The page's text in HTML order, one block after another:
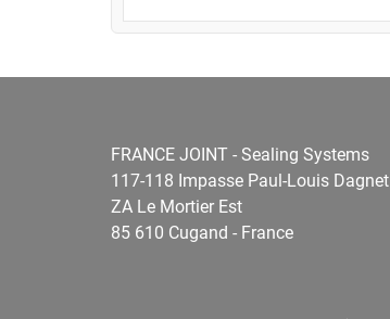
FRANCE JOINT - Sealing Systems
117-118 Impasse Paul-Louis Dagnet
ZA Le Mortier Est
85 610 Cugand - France